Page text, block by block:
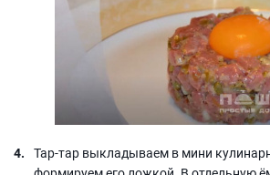
Тар-тар выкладываем в мини